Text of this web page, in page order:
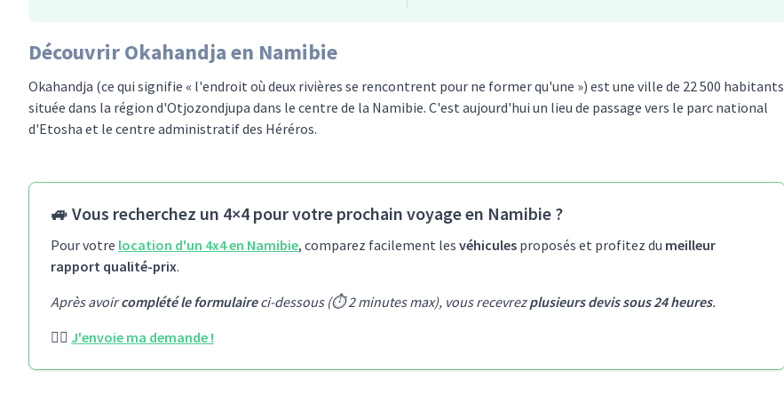
Découvrir Okahandja en Namibie
Okahandja (ce qui signifie « l'endroit où deux rivières se rencontrent pour ne former qu'une ») est une ville de 22 500 habitants
située dans la région d'Otjozondjupa dans le centre de la Namibie. C'est aujourd'hui un lieu de passage vers le parc national
d'Etosha et le centre administratif des Héréros.
🚙 Vous recherchez un 4×4 pour votre prochain voyage en Namibie ?
Pour votre location d'un 4x4 en Namibie, comparez facilement les véhicules proposés et profitez du meilleur
rapport qualité-prix.
Après avoircomplété le formulaireci-dessous (⏱️ 2 minutes max), vous recevrezplusieurs devis sous 24 heures.
👉🏻 J'envoie ma demande !